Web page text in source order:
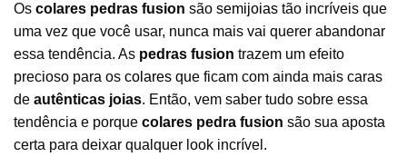
Os colares pedras fusion são semijoias tão incríveis que
uma vez que você usar, nunca mais vai querer abandonar
essa tendência. As pedras fusion trazem um efeito
precioso para os colares que ficam com ainda mais caras
de autênticas joias. Então, vem saber tudo sobre essa
tendência e porque colares pedra fusion são sua aposta
certa para deixar qualquer look incrível.